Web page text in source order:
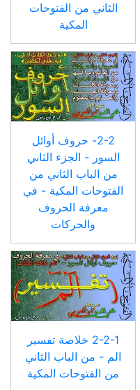
الثاني من الفتوحات
المكية
2-2- حروف أوائل
السور - الجزء الثاني
من الباب الثاني من
الفتوحات المكية - في
معرفة الحروف
والحركات
2-2-1 خلاصة تفسير
الم - من الباب الثاني
من الفتوحات المكية